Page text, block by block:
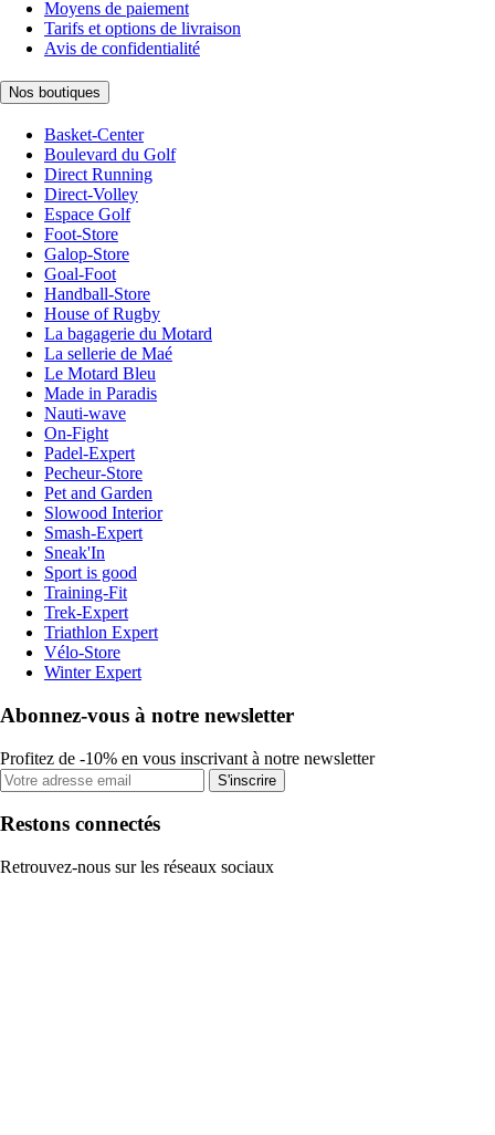
Moyens de paiement
Tarifs et options de livraison
Avis de confidentialité
Nos boutiques
Basket-Center
Boulevard du Golf
Direct Running
Direct-Volley
Espace Golf
Foot-Store
Galop-Store
Goal-Foot
Handball-Store
House of Rugby
La bagagerie du Motard
La sellerie de Maé
Le Motard Bleu
Made in Paradis
Nauti-wave
On-Fight
Padel-Expert
Pecheur-Store
Pet and Garden
Slowood Interior
Smash-Expert
Sneak'In
Sport is good
Training-Fit
Trek-Expert
Triathlon Expert
Vélo-Store
Winter Expert
Abonnez-vous à notre newsletter
Profitez de -10% en vous inscrivant à notre newsletter
S'inscrire
Restons connectés
Retrouvez-nous sur les réseaux sociaux